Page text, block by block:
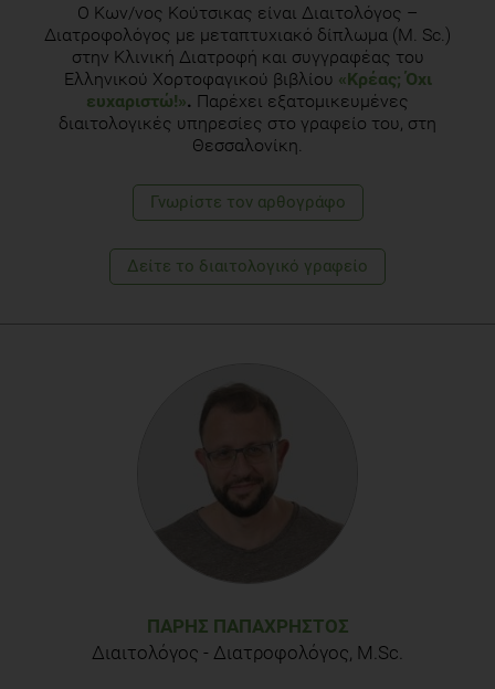
Ο Κων/νος Κούτσικας είναι Διαιτολόγος –
Διατροφολόγος με μεταπτυχιακό δίπλωμα (Μ. Sc.)
στην Κλινική Διατροφή και συγγραφέας του
Ελληνικού Χορτοφαγικού βιβλίου «Κρέας; Όχι
ευχαριστώ!». Παρέχει εξατομικευμένες
διαιτολογικές υπηρεσίες στο γραφείο του, στη
Θεσσαλονίκη.
Γνωρίστε τoν αρθογράφο
Δείτε το διαιτολογικό γραφείο
ΠΆΡΗΣ ΠΑΠΑΧΡΉΣΤΟΣ
Διαιτολόγος - Διατροφολόγος, M.Sc.